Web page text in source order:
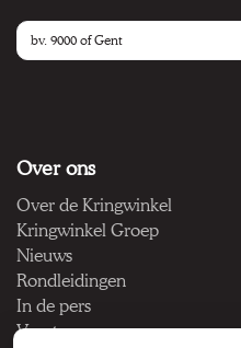
Over ons
Over de Kringwinkel
Kringwinkel Groep
Nieuws
Rondleidingen
In de pers
Vacatures